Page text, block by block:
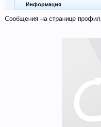
Информация
Сообщения на странице